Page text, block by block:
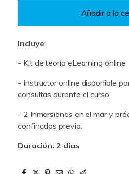
Añadir a la
Incluye:
- Kit de teoría eLearning online
- Instructor online disponible
consultas durante el curso.
- 2 Inmersiones en el mar y
confinadas previa.
Duración: 2 días